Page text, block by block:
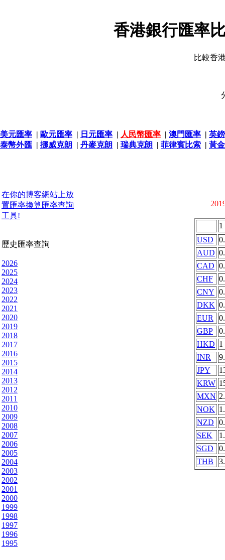
香港銀行匯率
比較香
美元匯率 | 歐元匯率 | 日元匯率 | 人民幣匯率 | 澳門匯率 | 英
泰幣外匯 | 挪威克朗 | 丹麥克朗 | 瑞典克朗 | 菲律賓比索 | 黃
在你的博客網站上放
置匯率換算匯率查詢
工具!
歷史匯率查詢
2026
2025
2024
2023
2022
2021
2020
2019
2018
2017
2016
2015
2014
2013
2012
2011
2010
2009
2008
2007
2006
2005
2004
2003
2002
2001
2000
1999
1998
1997
1996
1995
1
USD
AUD
CAD
CHF
CNY
DKK
EUR
GBP
HKD 1
INR
JPY
KRW
MXN
NOK
NZD
SEK
SGD
THB